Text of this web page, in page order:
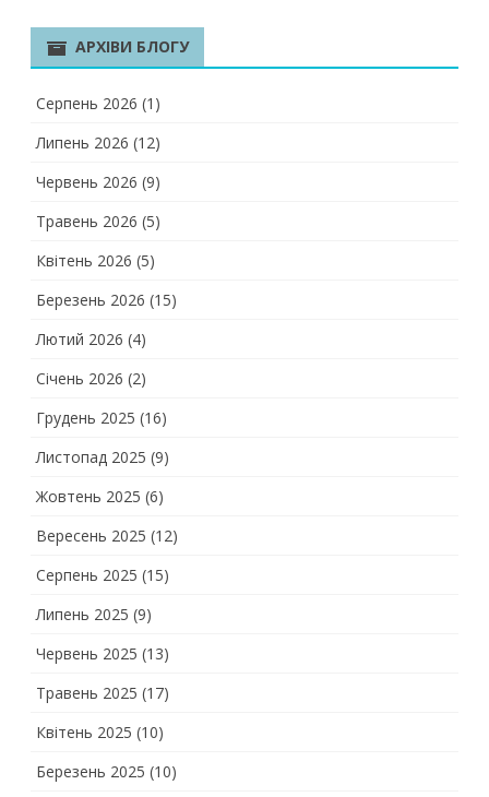
АРХІВИ БЛОГУ
Серпень 2026 (1)
Липень 2026 (12)
Червень 2026 (9)
Травень 2026 (5)
Квітень 2026 (5)
Березень 2026 (15)
Лютий 2026 (4)
Січень 2026 (2)
Грудень 2025 (16)
Листопад 2025 (9)
Жовтень 2025 (6)
Вересень 2025 (12)
Серпень 2025 (15)
Липень 2025 (9)
Червень 2025 (13)
Травень 2025 (17)
Квітень 2025 (10)
Березень 2025 (10)